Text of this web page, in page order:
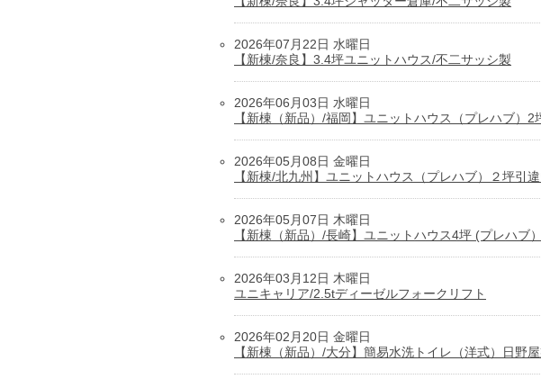
2026年07月22日 水曜日
【新棟/奈良】3.4坪ユニットハウス/不二サッシ製
2026年06月03日 水曜日
【新棟（新品）/福岡】ユニットハウス（プレハブ）2
2026年05月08日 金曜日
【新棟/北九州】ユニットハウス（プレハブ）２坪引
2026年05月07日 木曜日
【新棟（新品）/長崎】ユニットハウス4坪 (プレハ
2026年03月12日 木曜日
ユニキャリア/2.5tディーゼルフォークリフト
2026年02月20日 金曜日
【新棟（新品）/大分】簡易水洗トイレ（洋式）日野